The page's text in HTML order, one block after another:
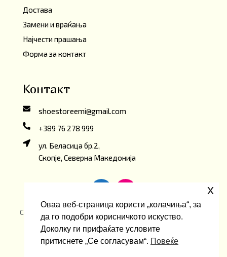
Достава
Замени и враќања
Најчести прашања
Форма за контакт
Контакт
shoestoreemi@gmail.com
+389 76 278 999
ул. Беласица бр.2,
Скопје, Северна Македонија
Copyright ©2026 Emi ShoeStore. Developed by
Brandlab
Оваа веб-страница користи „колачиња“, за
да го подобри корисничкото искуство.
Доколку ги прифаќате условите
притиснете „Се согласувам“. Повеќе
x